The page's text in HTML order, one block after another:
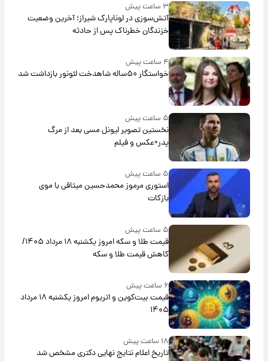
۳ ساعت پیش
آتش‌سوزی در لوناپارک شیراز؛ آخرین وضعیت
خزندگان خطرناک پس از حادثه
۴ ساعت پیش
خواستگار ۵۰ساله شاهدخت لئونور بازداشت شد
۵ ساعت پیش
نخستین تصویر لیونل مسی بعد از مرگ
پدر+عکس و فیلم
۵ ساعت پیش
استوری مرموز محمدحسین میثاقی با موی
بازکات
۵ ساعت پیش
قیمت طلا و سکه امروز یکشنبه ۱۸ مرداد ۱۴۰۵/
کاهش قیمت طلا و سکه
۶ ساعت پیش
قیمت بیت‌کوین و اتریوم امروز یکشنبه ۱۸ مرداد
۱۴۰۵
۱۸ ساعت پیش
تاریخ اعلام نتایج نهایی دکتری مشخص شد